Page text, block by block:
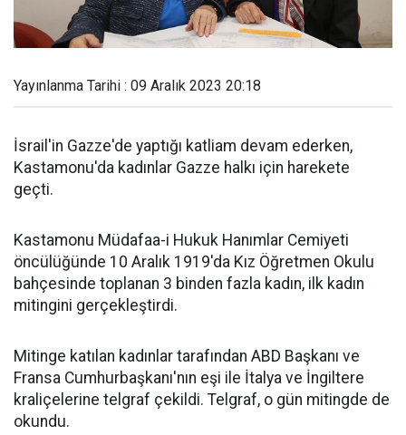
Yayınlanma Tarihi : 09 Aralık 2023 20:18
İsrail'in Gazze'de yaptığı katliam devam ederken,
Kastamonu'da kadınlar Gazze halkı için harekete
geçti.
Kastamonu Müdafaa-i Hukuk Hanımlar Cemiyeti
öncülüğünde 10 Aralık 1919'da Kız Öğretmen Okulu
bahçesinde toplanan 3 binden fazla kadın, ilk kadın
mitingini gerçekleştirdi.
Mitinge katılan kadınlar tarafından ABD Başkanı ve
Fransa Cumhurbaşkanı'nın eşi ile İtalya ve İngiltere
kraliçelerine telgraf çekildi. Telgraf, o gün mitingde de
okundu.